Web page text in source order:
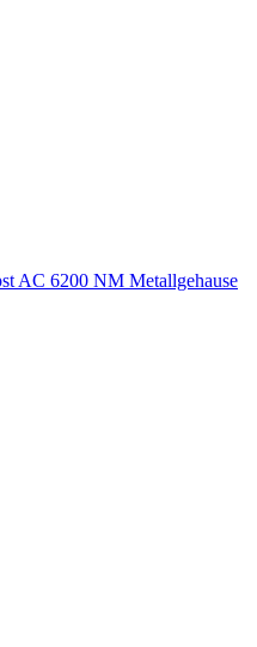
AC 6200 NM Metallgehause